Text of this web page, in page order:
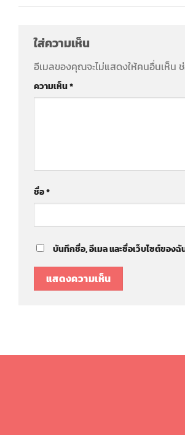
ใส่ความเห็น
อีเมลของคุณจะไม่แสดงให้คนอื่นเห็น
ความเห็น*
ชื่อ*
บันทึกชื่อ, อีเมล และชื่อเว็บไซต์ของ